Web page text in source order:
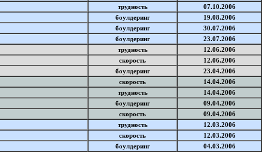
трудность
07.10.2006
боулдеринг
19.08.2006
боулдеринг
30.07.2006
боулдеринг
23.07.2006
трудность
12.06.2006
скорость
12.06.2006
боулдеринг
23.04.2006
скорость
14.04.2006
трудность
14.04.2006
боулдеринг
09.04.2006
скорость
09.04.2006
трудность
12.03.2006
скорость
12.03.2006
боулдеринг
04.03.2006